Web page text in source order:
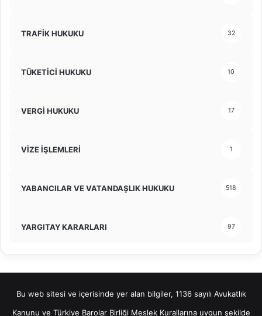
TRAFİK HUKUKU 32
TÜKETİCİ HUKUKU 10
VERGİ HUKUKU 17
VİZE İŞLEMLERİ 1
YABANCILAR VE VATANDAŞLIK HUKUKU 518
YARGITAY KARARLARI 97
Bu web sitesi ve içerisinde yer alan bilgiler, 1136 sayılı Avukatlık
Kanunu ve Türkiye Barolar Birliği Meslek Kurallarına uygun şekilde